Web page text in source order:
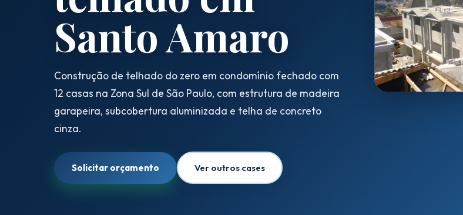
Telhados de Prédios e Condomínios
Reforma de Telhados
Construção de Telhados Novos
Manutenção Preventiva de Telhados
Steel Frame
Santo Amaro
Construção de telhado do zero em condomínio fechado com
12 casas na Zona Sul de São Paulo, com estrutura de madeira
garapeira, subcobertura aluminizada e telha de concreto
cinza.
Solicitar orçamento Ver outros cases